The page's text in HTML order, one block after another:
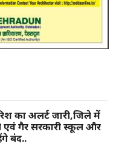
का अलर्ट जारी,जिले में
गैर सरकारी स्कूल और
बंद..